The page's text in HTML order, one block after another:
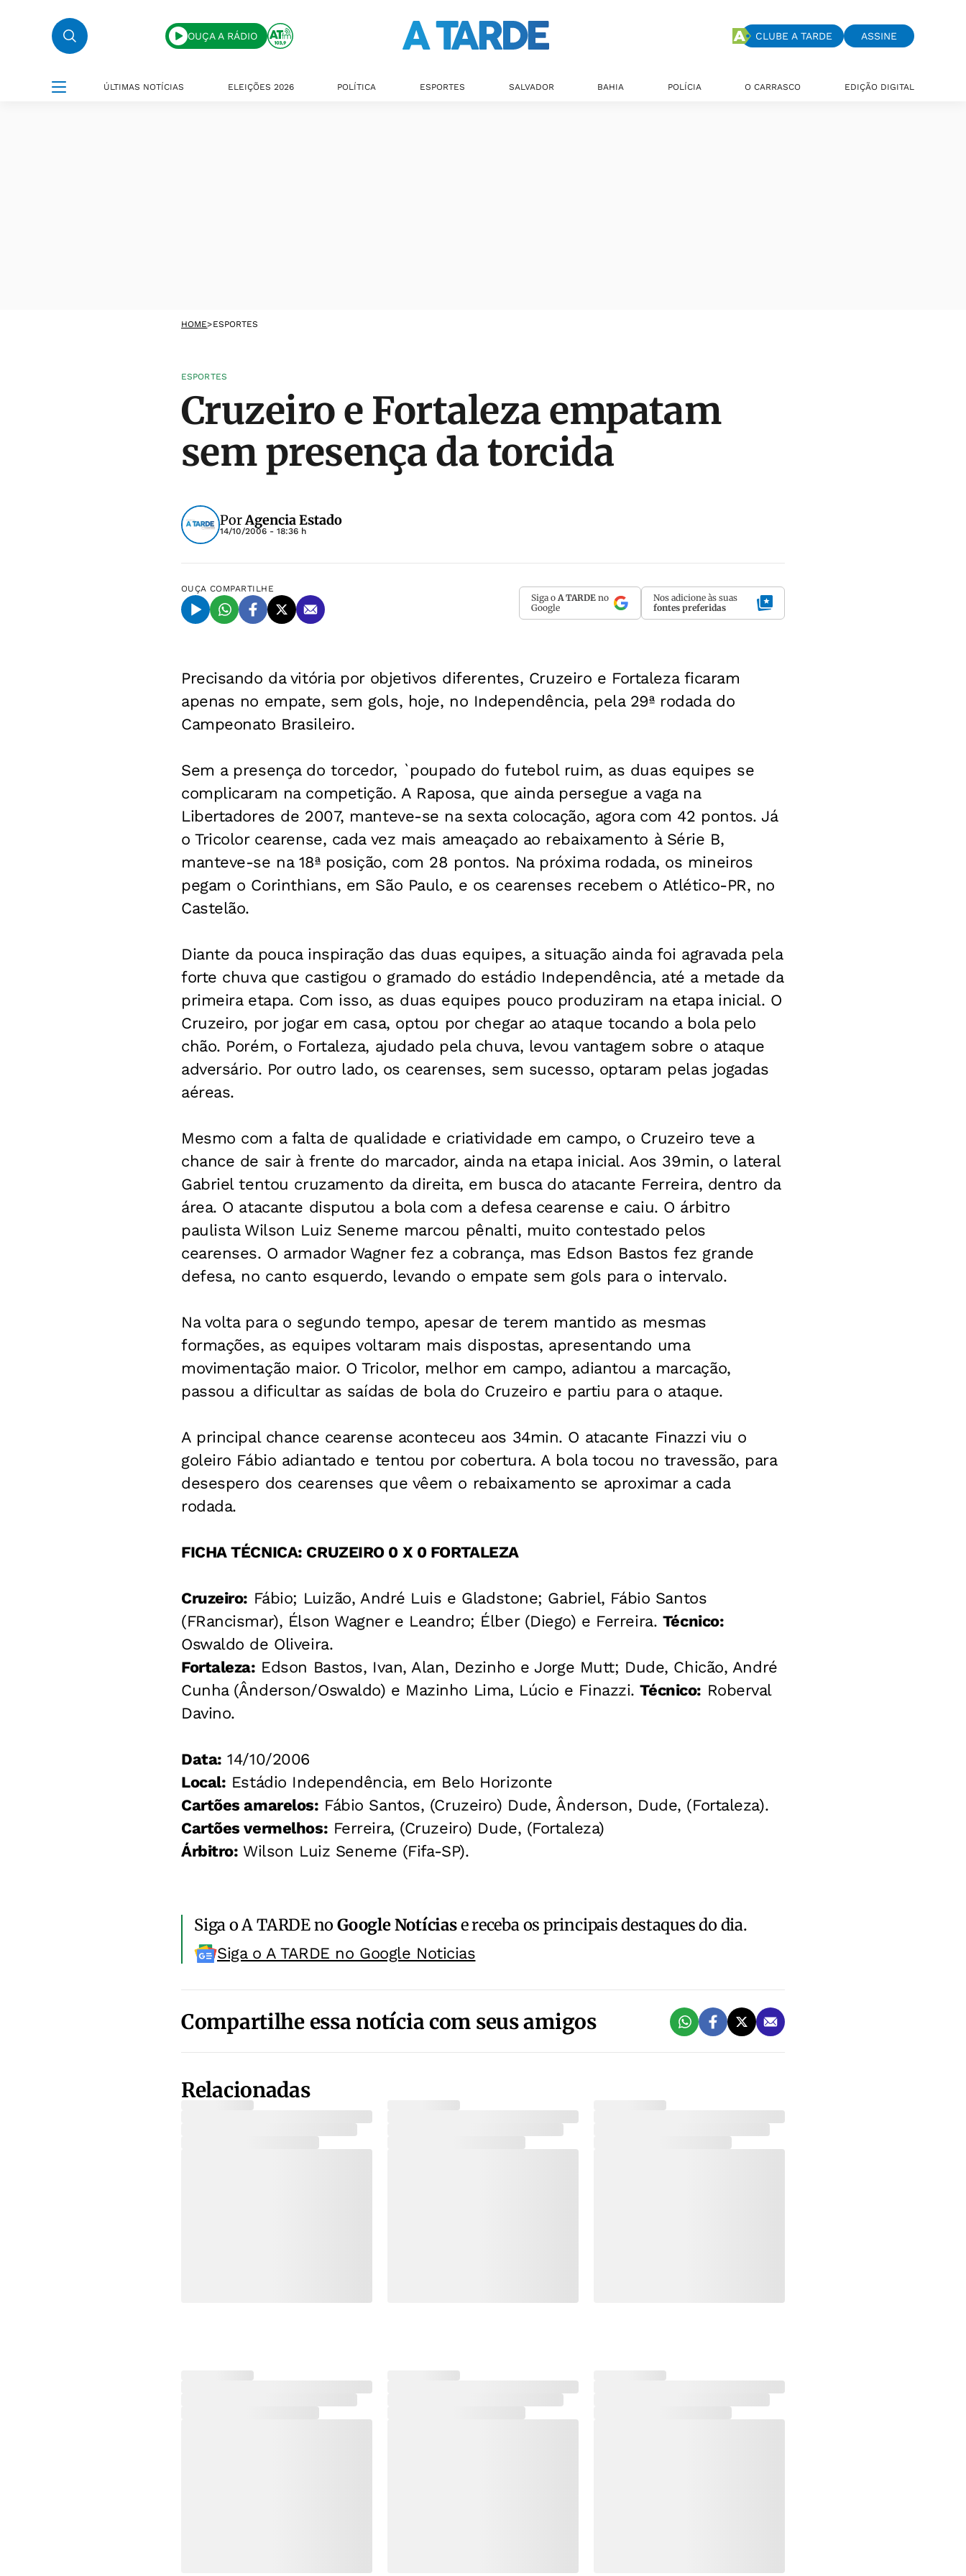
OUÇA A RÁDIO CLUBE A TARDE ASSINE
ÚLTIMAS NOTÍCIAS ELEIÇÕES 2026 POLÍTICA ESPORTES SALVADOR BAHIA POLÍCIA O CARRASCO EDIÇÃO DIGITAL
HOME>ESPORTES
ESPORTES
Cruzeiro e Fortaleza empatam
sem presença da torcida
PorAgencia Estado
14/10/2006 - 18:36 h
OUÇA COMPARTILHE
Siga o A TARDE no
Google
Nos adicione às suas
fontes preferidas
Precisando da vitória por objetivos diferentes, Cruzeiro e Fortaleza ficaram
apenas no empate, sem gols, hoje, no Independência, pela 29ª rodada do
Campeonato Brasileiro.
Sem a presença do torcedor, `poupado do futebol ruim, as duas equipes se
complicaram na competição. A Raposa, que ainda persegue a vaga na
Libertadores de 2007, manteve-se na sexta colocação, agora com 42 pontos. Já
o Tricolor cearense, cada vez mais ameaçado ao rebaixamento à Série B,
manteve-se na 18ª posição, com 28 pontos. Na próxima rodada, os mineiros
pegam o Corinthians, em São Paulo, e os cearenses recebem o Atlético-PR, no
Castelão.
Diante da pouca inspiração das duas equipes, a situação ainda foi agravada pela
forte chuva que castigou o gramado do estádio Independência, até a metade da
primeira etapa. Com isso, as duas equipes pouco produziram na etapa inicial. O
Cruzeiro, por jogar em casa, optou por chegar ao ataque tocando a bola pelo
chão. Porém, o Fortaleza, ajudado pela chuva, levou vantagem sobre o ataque
adversário. Por outro lado, os cearenses, sem sucesso, optaram pelas jogadas
aéreas.
Mesmo com a falta de qualidade e criatividade em campo, o Cruzeiro teve a
chance de sair à frente do marcador, ainda na etapa inicial. Aos 39min, o lateral
Gabriel tentou cruzamento da direita, em busca do atacante Ferreira, dentro da
área. O atacante disputou a bola com a defesa cearense e caiu. O árbitro
paulista Wilson Luiz Seneme marcou pênalti, muito contestado pelos
cearenses. O armador Wagner fez a cobrança, mas Edson Bastos fez grande
defesa, no canto esquerdo, levando o empate sem gols para o intervalo.
Na volta para o segundo tempo, apesar de terem mantido as mesmas
formações, as equipes voltaram mais dispostas, apresentando uma
movimentação maior. O Tricolor, melhor em campo, adiantou a marcação,
passou a dificultar as saídas de bola do Cruzeiro e partiu para o ataque.
A principal chance cearense aconteceu aos 34min. O atacante Finazzi viu o
goleiro Fábio adiantado e tentou por cobertura. A bola tocou no travessão, para
desespero dos cearenses que vêem o rebaixamento se aproximar a cada
rodada.
FICHA TÉCNICA: CRUZEIRO 0 X 0 FORTALEZA
Cruzeiro: Fábio; Luizão, André Luis e Gladstone; Gabriel, Fábio Santos
(FRancismar), Élson Wagner e Leandro; Élber (Diego) e Ferreira. Técnico:
Oswaldo de Oliveira.
Fortaleza: Edson Bastos, Ivan, Alan, Dezinho e Jorge Mutt; Dude, Chicão, André
Cunha (Ânderson/Oswaldo) e Mazinho Lima, Lúcio e Finazzi.Técnico: Roberval
Davino.
Data: 14/10/2006
Local: Estádio Independência, em Belo Horizonte
Cartões amarelos: Fábio Santos, (Cruzeiro) Dude, Ânderson, Dude, (Fortaleza).
Cartões vermelhos: Ferreira, (Cruzeiro) Dude, (Fortaleza)
Árbitro: Wilson Luiz Seneme (Fifa-SP).
Siga o A TARDE noGoogle Notíciase receba os principais destaques do dia.
Siga o A TARDE no Google Noticias
Compartilhe essa notícia com seus amigos
Relacionadas